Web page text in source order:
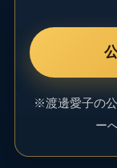
※渡邊愛子の
ー